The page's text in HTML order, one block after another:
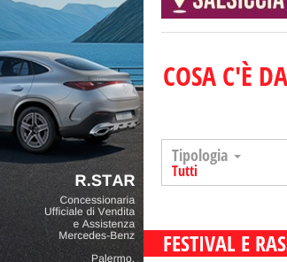
COSA C'È
Tipologia
Tutti
FESTIVAL E